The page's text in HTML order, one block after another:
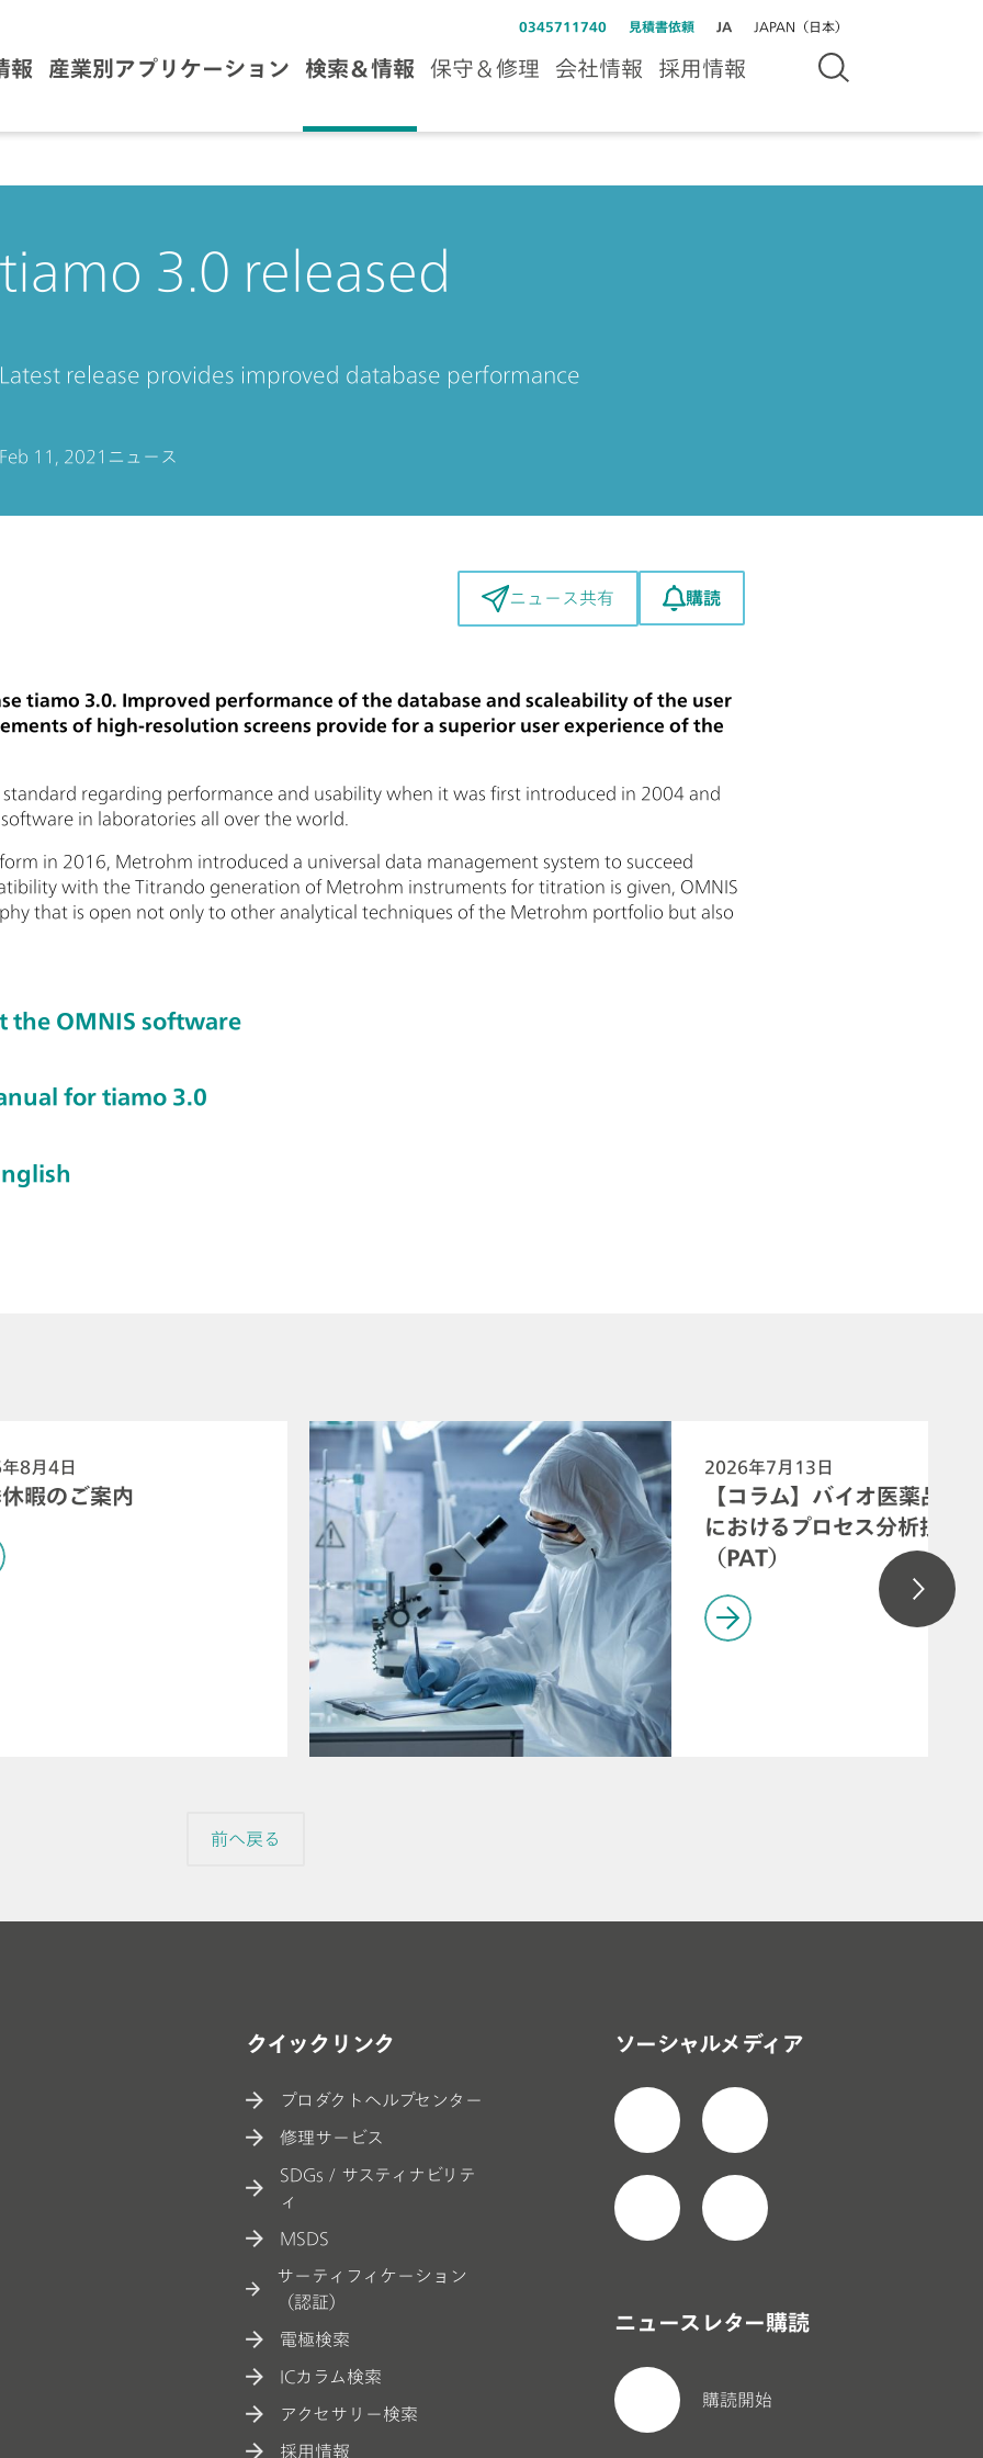
0345711740 見積書依頼 JA JAPAN（日本）
報 産業別アプリケーション 検索＆情報 保守＆修理 会社情報 採用情報
3.0 released
release provides improved database performance
11, 2021 ニュース
ニュース共有 購読
tiamo 3.0. Improved performance of the database and scaleability of the user
of high-resolution screens provide for a superior user experience of the
regarding performance and usability when it was first introduced in 2004 and
in laboratories all over the world.
in 2016, Metrohm introduced a universal data management system to succeed
with the Titrando generation of Metrohm instruments for titration is given, OMNIS
that is open not only to other analytical techniques of the Metrohm portfolio but also
the OMNIS software
for tiamo 3.0
8月4日
暇のご案内
2026年7月13日
【コラム】バイオ医薬品製
におけるプロセス分析技術
（PAT）
前へ戻る
クイックリンク
プロダクトヘルプセンター
修理サービス
SDGs / サスティナビリテ
ィ
MSDS
サーティフィケーション
（認証）
電極検索
ICカラム検索
アクセサリー検索
採用情報
ソーシャルメディア
ニュースレター購読
購読開始